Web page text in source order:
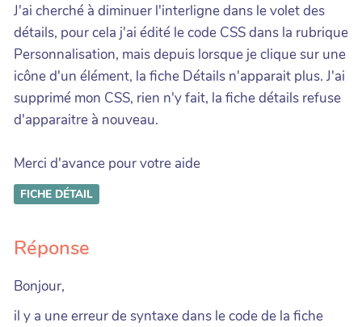
J'ai cherché à diminuer l'interligne dans le volet des
détails, pour cela j'ai édité le code CSS dans la rubrique
Personnalisation, mais depuis lorsque je clique sur une
icône d'un élément, la fiche Détails n'apparait plus. J'ai
supprimé mon CSS, rien n'y fait, la fiche détails refuse
d'apparaitre à nouveau.
Merci d'avance pour votre aide
FICHE DÉTAIL
Réponse
Bonjour,
il y a une erreur de syntaxe dans le code de la fiche